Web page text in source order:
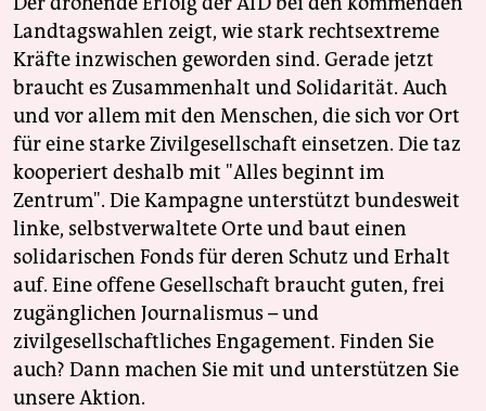
Landtagswahlen zeigt, wie stark rechtsextreme
Kräfte inzwischen geworden sind. Gerade jetzt
braucht es Zusammenhalt und Solidarität. Auch
und vor allem mit den Menschen, die sich vor Ort
für eine starke Zivilgesellschaft einsetzen. Die taz
kooperiert deshalb mit "Alles beginnt im
Zentrum". Die Kampagne unterstützt bundesweit
linke, selbstverwaltete Orte und baut einen
solidarischen Fonds für deren Schutz und Erhalt
auf. Eine offene Gesellschaft braucht guten, frei
zugänglichen Journalismus – und
zivilgesellschaftliches Engagement. Finden Sie
auch? Dann machen Sie mit und unterstützen Sie
unsere Aktion.